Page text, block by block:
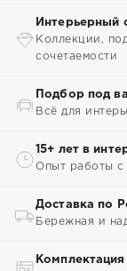
Интерьерный
Коллекции,
сочетаемости
Подбор под
Всё для
15+ лет в
Опыт работы с
Доставка по
Бережная и